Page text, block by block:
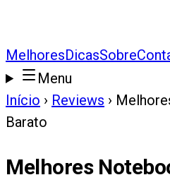
MelhoresDicasSobre
Menu
Início › Reviews ›
Barato
Melhores